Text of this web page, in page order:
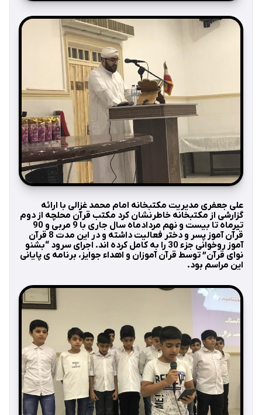
علی جعفری مدیریت مکتبخانه امام محمد غزالی با ارائه
گزارشی از مکتبخانه خاطرنشان کرد مکتب قرآن محلچه از دوم
تیرماه تا بیست و نهم مردادماه سال جاری با 9 مربی و 90
قرآن آموز پسر و دختر فعالیت داشته و در این مدت 8 قرآن
آموز روخوانی جزء 30 را به کامل کرده اند. اجرای سرود “بشنو
نوای قرآن” توسط قرآن آموزان و اهداء جوایز، برنامه ی پایانی
این مراسم بود.